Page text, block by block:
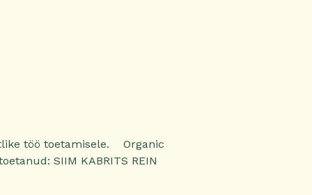
töö toetamisele. Organic
SIIM KABRITS REIN